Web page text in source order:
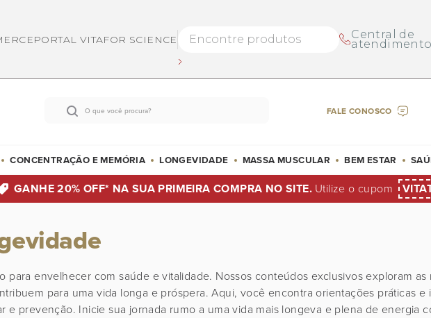
PORTAL VITAFOR SCIENCE Central de
atendimento
FALE CONOSCO
CONCENTRAÇÃO E MEMÓRIA LONGEVIDADE MASSA MUSCULAR BEM ESTAR
GANHE 20% OFF* NA SUA PRIMEIRA COMPRA NO SITE. Utilize o cupom
para envelhecer com saúde e vitalidade. Nossos conteúdos exclusivos exploram
para uma vida longa e próspera. Aqui, você encontra orientações práticas
e prevenção. Inicie sua jornada rumo a uma vida mais longeva e plena de energia